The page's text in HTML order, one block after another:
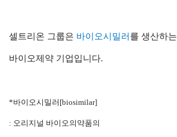
셀트리온 그룹은 바이오시밀러를 생산하는
바이오제약 기업입니다.
*바이오시밀러[biosimilar]
: 오리지널 바이오의약품의